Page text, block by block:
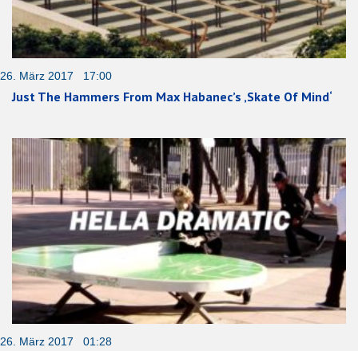
26. März 2017 17:00
Just The Hammers From Max Habanec’s ‚Skate Of Mind‘
26. März 2017 01:28